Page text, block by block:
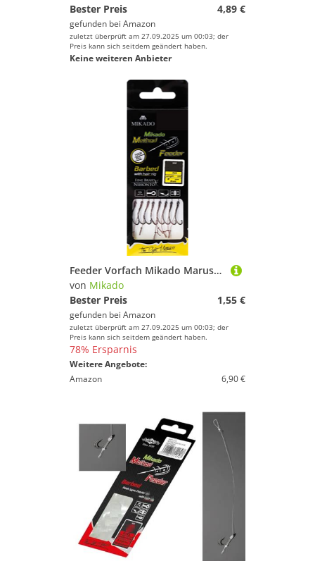
Bester Preis
4,89 €
gefunden bei Amazon
zuletzt überprüft am 27.09.2025 um 00:03; der
Preis kann sich seitdem geändert haben.
Keine weiteren Anbieter
Feeder Vorfach Mikado Maruseigo Geflecht
von Mikado
Bester Preis
1,55 €
gefunden bei Amazon
zuletzt überprüft am 27.09.2025 um 00:03; der
Preis kann sich seitdem geändert haben.
78% Ersparnis
Weitere Angebote:
Amazon
6,90 €